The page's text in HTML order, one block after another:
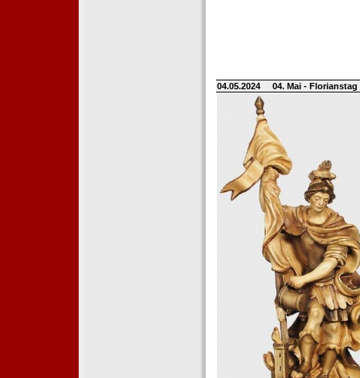
04.05.2024 04. Mai -